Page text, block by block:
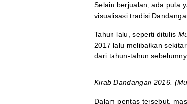
Selain berjualan, ada pula
visualisasi tradisi
Tahun lalu, seperti ditulis
2017 lalu melibatkan
dari tahun-tahun
Kirab Dandangan 2016.
Dalam pentas tersebut,